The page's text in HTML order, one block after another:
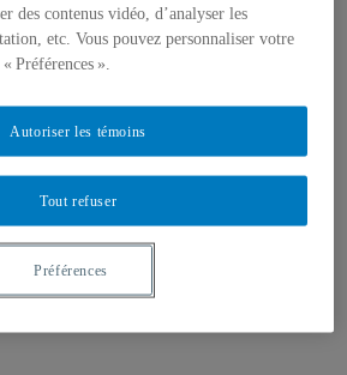
Lauritzen
Thiele
des contenus vidéo, d’analyser les
etc. Vous pouvez personnaliser votre
Préférences ».
Tout refuser
Autoriser les témoins
Préférences